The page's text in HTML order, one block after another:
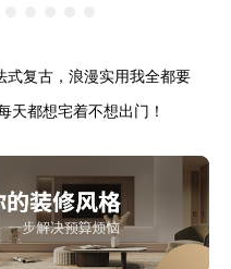
式复古，浪漫实用我全都要
天都想宅着不想出门！